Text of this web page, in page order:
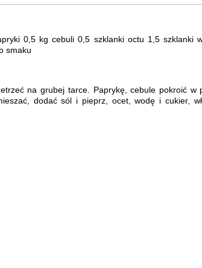
0,5 kg cebuli 0,5 szklanki octu 1,5 szklanki
smaku
na grubej tarce. Paprykę, cebule pokroić w
dodać sól i pieprz, ocet, wodę i cukier,